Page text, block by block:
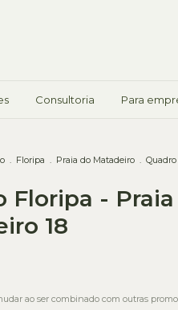
Consultoria Para
. Floripa . Praia do Matadeiro .
Floripa -
18
ao ser combinado com outras